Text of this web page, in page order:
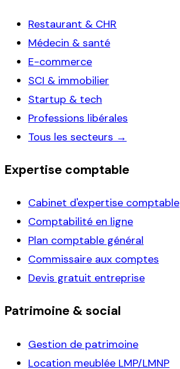
Restaurant & CHR
Médecin & santé
E-commerce
SCI & immobilier
Startup & tech
Professions libérales
Tous les secteurs →
Expertise comptable
Cabinet d'expertise comptable
Comptabilité en ligne
Plan comptable général
Commissaire aux comptes
Devis gratuit entreprise
Patrimoine & social
Gestion de patrimoine
Location meublée LMP/LMNP